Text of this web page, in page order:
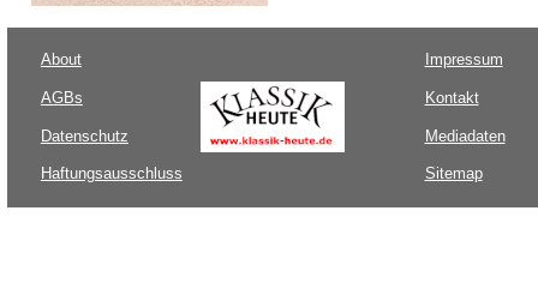
About
AGBs
Datenschutz
Haftungsausschluss
Impressum
Kontakt
Mediadaten
Sitemap